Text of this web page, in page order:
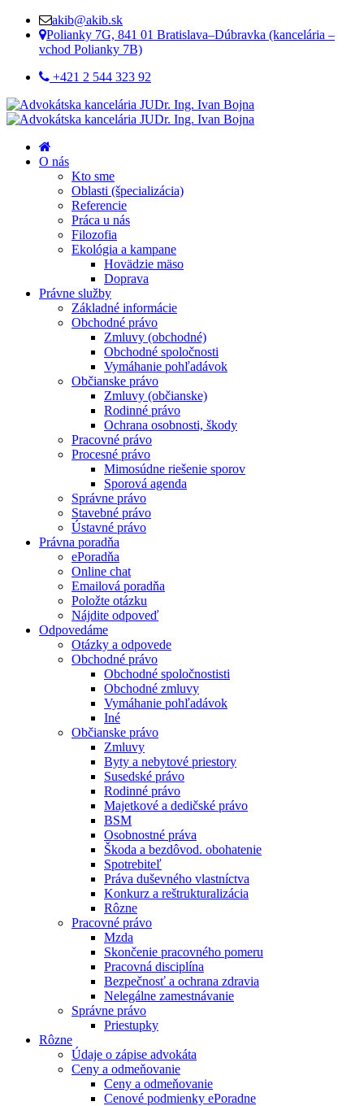
akib@akib.sk
Polianky 7G, 841 01 Bratislava–Dúbravka (kancelária –
vchod Polianky 7B)
+421 2 544 323 92
O nás
Kto sme
Oblasti (špecializácia)
Referencie
Práca u nás
Filozofia
Ekológia a kampane
Hovädzie mäso
Doprava
Právne služby
Základné informácie
Obchodné právo
Zmluvy (obchodné)
Obchodné spoločnosti
Vymáhanie pohľadávok
Občianske právo
Zmluvy (občianske)
Rodinné právo
Ochrana osobnosti, škody
Pracovné právo
Procesné právo
Mimosúdne riešenie sporov
Sporová agenda
Správne právo
Stavebné právo
Ústavné právo
Právna poradňa
ePoradňa
Online chat
Emailová poradňa
Položte otázku
Nájdite odpoveď
Odpovedáme
Otázky a odpovede
Obchodné právo
Obchodné spoločnostisti
Obchodné zmluvy
Vymáhanie pohľadávok
Iné
Občianske právo
Zmluvy
Byty a nebytové priestory
Susedské právo
Rodinné právo
Majetkové a dedičské právo
BSM
Osobnostné práva
Škoda a bezdôvod. obohatenie
Spotrebiteľ
Práva duševného vlastníctva
Konkurz a reštrukturalizácia
Rôzne
Pracovné právo
Mzda
Skončenie pracovného pomeru
Pracovná disciplína
Bezpečnosť a ochrana zdravia
Nelegálne zamestnávanie
Správne právo
Priestupky
Rôzne
Údaje o zápise advokáta
Ceny a odmeňovanie
Ceny a odmeňovanie
Cenové podmienky ePoradne